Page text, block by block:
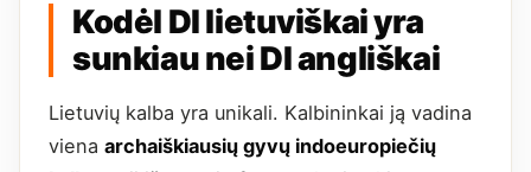
Kodėl DI lietuviškai yra
sunkiau nei DI angliškai
Lietuvių kalba yra unikali. Kalbininkai ją vadina
viena archaiškiausių gyvų indoeuropiečių